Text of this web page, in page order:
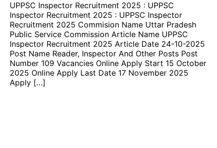
UPPSC Inspector Recruitment 2025 : UPPSC
Inspector Recruitment 2025 : UPPSC Inspector
Recruitment 2025 Commision Name Uttar Pradesh
Public Service Commission Article Name UPPSC
Inspector Recruitment 2025 Article Date 24-10-2025
Post Name Reader, Inspector And Other Posts Post
Number 109 Vacancies Online Apply Start 15 October
2025 Online Apply Last Date 17 November 2025
Apply […]